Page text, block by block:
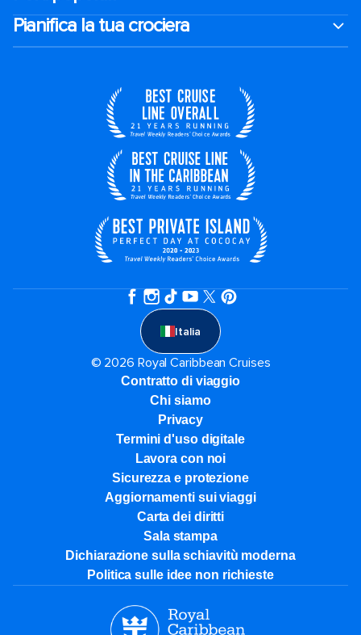
Pianifica la tua crociera
Italia
© 2026 Royal Caribbean Cruises
Contratto di viaggio
Chi siamo
Privacy
Termini d'uso digitale
Lavora con noi
Sicurezza e protezione
Aggiornamenti sui viaggi
Carta dei diritti
Sala stampa
Dichiarazione sulla schiavitù moderna
Politica sulle idee non richieste